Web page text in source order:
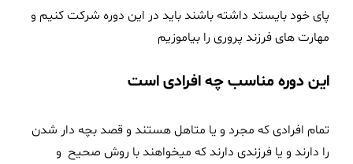
پای خود بایستد داشته باشند باید در این دوره شرکت کنیم و
مهارت های فرزند پروری را بیاموزیم
این دوره مناسب چه افرادی است
تمام افرادی که مجرد و یا متاهل هستند و قصد بچه دار شدن
را دارند و یا فرزندی دارند که میخواهند با روش صحیح و